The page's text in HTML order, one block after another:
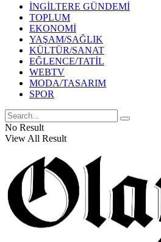
İNGİLTERE GÜNDEMİ
TOPLUM
EKONOMİ
YAŞAM/SAĞLIK
KÜLTÜR/SANAT
EĞLENCE/TATİL
WEBTV
MODA/TASARIM
SPOR
No Result
View All Result